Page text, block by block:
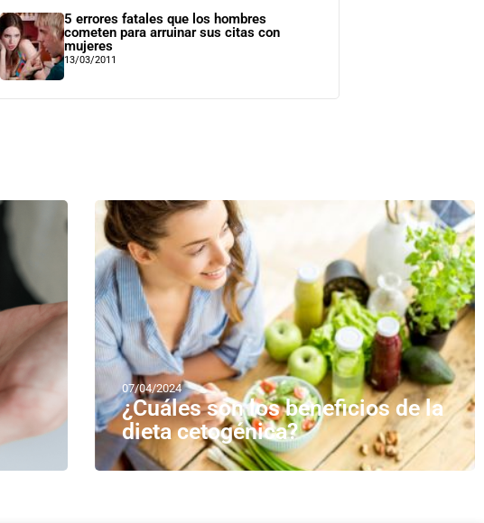
5 errores fatales que los hombres
cometen para arruinar sus citas con
mujeres
13/03/2011
07/04/2024
¿Cuáles son los beneficios de la
dieta cetogénica?